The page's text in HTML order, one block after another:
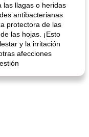
salchicha picante
las llagas o heridas
antibacterianas
protectora de las
las hojas. ¡Esto
y la irritación
afecciones